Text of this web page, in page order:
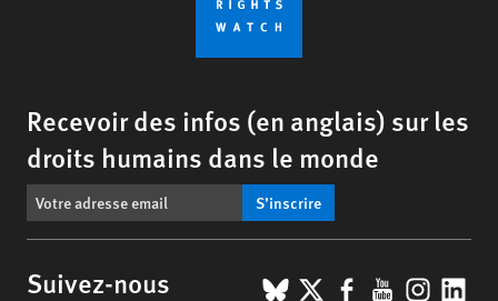
Recevoir des infos (en anglais) sur les
droits humains dans le monde
S’inscrire
Suivez-nous BlueSky
X Facebook
YouTube